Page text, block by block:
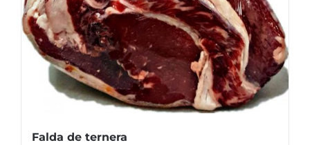
Falda de ternera